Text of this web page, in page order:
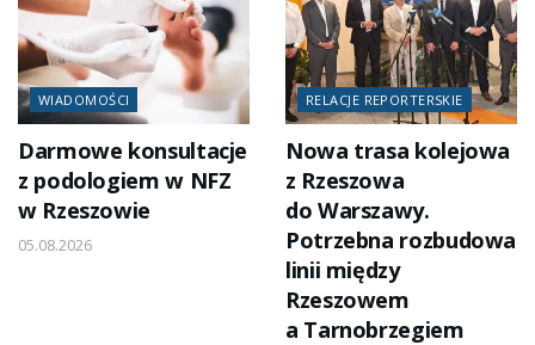
WIADOMOŚCI
Darmowe konsultacje
z podologiem w NFZ
w Rzeszowie
05.08.2026
RELACJE REPORTERSKIE
Nowa trasa kolejowa
z Rzeszowa
do Warszawy.
Potrzebna rozbudowa
linii między
Rzeszowem
a Tarnobrzegiem